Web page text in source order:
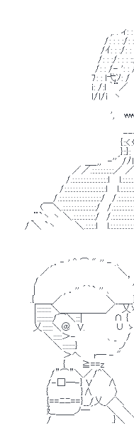
,. . ィ: : : : :i: : :
/: : : :/: : : : l: : :::
/ｲ: : :/: : : : /: : : :: :
/: : :/: : : ::///:l: : i: :
/: : /- ': : /ｿヽ＿ :: :
7: : l弋ｿ: /　 弋ﾂ
i: /:l ｀¨／　　　‐-'
l/l/i　ヽ　　　　　　
|: :l从 ﾉ:
',　 www　　　
イW　ﾉ
---　 　_,, ィ
{::<:(_,.....ﾍ
}::}:　l:::::::::::l::::::::l::イ.:.:.:.:
＿_,,　-''´/ﾉl　l.:::::::..彡
／／.:.:.:.:.:.:.:.:／ ／.:.:.:.:.:.:ヾ/
/.:.:.:.:.:.:.:.:.:.:.:.:.:l 　
/:.:.:.:.:.:.:.:.:.:.:.:.:.:.:l 　
/.:.:.:.:.:.:.:.:.:.:.:.:.:.:.:/　/
(￣＼.:.:.:.:.:.:.:.:.:.:.:.:/　/
_¨`ヽ ヽ ＼.:.:.:.:.:.:.:.:/　/.:.:.:.:.:.:.:.:.:.:.:.:
/ ＼ `ヽ　　　＼.:.:.:.:l 　l.:.:.:.:.:.:.:.:.:.:.:/
,.．‐ ' ^ ⌒ " '' - .､
／　　　　　　 　 　 　 ＼
/　　　　　　　　　　　　 　 ’,
|　 　 　 , ．'' ´｀` '' ､ 　　　
.{＿＿／　　　　　 　 ＼_＿
|::::::::::＼＿＿＿＿＿／　乂
|:::::::::::/⌒＼:::|　　　 　 ∩ {
乂:::::::＼＠　V. 　 　 　 ∪ ゝ
＼::::::＞-　　　　　、_ 　/
＼:::::::::}　　　　　 　ノ　　　
＞ヘ　　r― - "
{　 　≧==z　　　　　　　
/”⌒”＼／/^＼
/-□―-} V　　 ∧　　　　　　　　
{　　　　　}∧　　　 〉
{==ﾆﾆ==}__/乂_／＼　　　　
廴＿＿ノ―´ 　 ＼　＼
/　　　　　　　　　 .}＼　